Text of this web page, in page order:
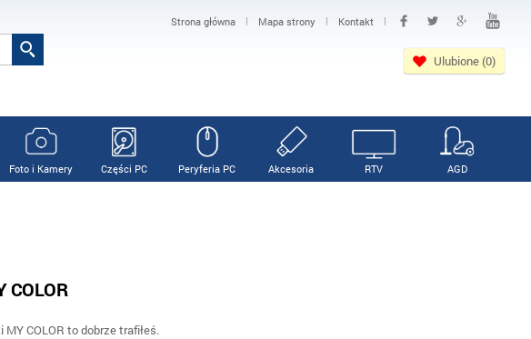
Strona główna | Mapa strony | Kontakt |
Ulubione (0)
Foto i Kamery Części PC Peryferia PC Akcesoria RTV AGD
COLOR
COLOR to dobrze trafiłeś.